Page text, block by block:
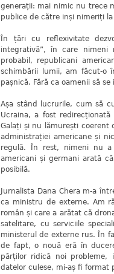
generații: mai nimic nu trece
publice de către inși nimeriți
În țări cu reflexivitate
integrativă”, în care nimeni
probabil, republicani
schimbării lumii, am făcut-o
pașnică. Fără ca oamenii să
Așa stând lucrurile, cum să
Ucraina, a fost
Galați și nu lămurești coerent
administrației americane și
regulă. În rest, nimeni nu
americani și germani arată
posibilă.
Jurnalista Dana Chera m-a
ca ministru de externe. Am
român și care a arătat că
satelitare, cu serviciile
ministerul de externe rus. În
de fapt, o nouă eră în
părților ridică noi probleme,
datelor culese, mi-aș fi format